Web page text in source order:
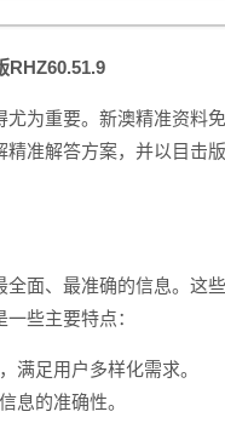
RHZ60.51.9
为重要。新澳精准资料
准解答方案，并以目击版
面、最准确的信息。这
些主要特点：
满足用户多样化需求。
息的准确性。